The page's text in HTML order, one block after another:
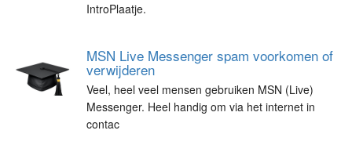
IntroPlaatje.
MSN Live Messenger spam voorkomen of
verwijderen
Veel, heel veel mensen gebruiken MSN (Live)
Messenger. Heel handig om via het internet in
contac